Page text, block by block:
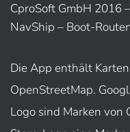
CproSoft GmbH 2016
NavShip – Boot-
Die App enthält
OpenStreetMap.
Logo sind Marken von